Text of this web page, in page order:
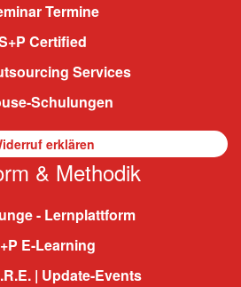
Termine
Certified
Services
Schulungen
erklären
& Methodik
- Lernplattform
E-Learning
| Update-Events